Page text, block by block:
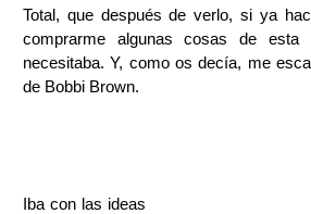
Total, que después de verlo, si ya
comprarme algunas cosas de
necesitaba. Y, como os decía, me
de Bobbi Brown.
Iba con las ideas